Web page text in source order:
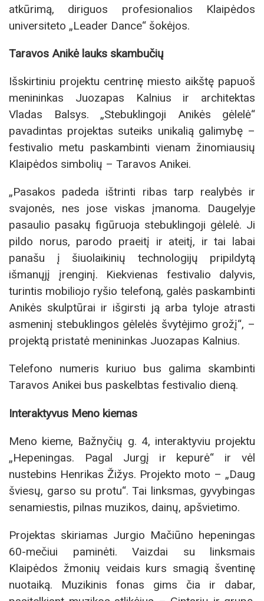
atkūrimą, diriguos profesionalios Klaipėdos
universiteto „Leader Dance“ šokėjos.
Taravos Anikė lauks skambučių
Išskirtiniu projektu centrinę miesto aikštę papuoš
menininkas Juozapas Kalnius ir architektas
Vladas Balsys. „Stebuklingoji Anikės gėlelė“
pavadintas projektas suteiks unikalią galimybę –
festivalio metu paskambinti vienam žinomiausių
Klaipėdos simbolių – Taravos Anikei.
„Pasakos padeda ištrinti ribas tarp realybės ir
svajonės, nes jose viskas įmanoma. Daugelyje
pasaulio pasakų figūruoja stebuklingoji gėlelė. Ji
pildo norus, parodo praeitį ir ateitį, ir tai labai
panašu į šiuolaikinių technologijų pripildytą
išmanųjį įrenginį. Kiekvienas festivalio dalyvis,
turintis mobiliojo ryšio telefoną, galės paskambinti
Anikės skulptūrai ir išgirsti ją arba tyloje atrasti
asmeninį stebuklingos gėlelės švytėjimo grožį“, –
projektą pristatė menininkas Juozapas Kalnius.
Telefono numeris kuriuo bus galima skambinti
Taravos Anikei bus paskelbtas festivalio dieną.
Interaktyvus Meno kiemas
Meno kieme, Bažnyčių g. 4, interaktyviu projektu
„Hepeningas. Pagal Jurgį ir kepurė“ ir vėl
nustebins Henrikas Žižys. Projekto moto – „Daug
šviesų, garso su protu“. Tai linksmas, gyvybingas
senamiestis, pilnas muzikos, dainų, apšvietimo.
Projektas skiriamas Jurgio Mačiūno hepeningas
60-mečiui paminėti. Vaizdai su linksmais
Klaipėdos žmonių veidais kurs smagią šventinę
nuotaiką. Muzikinis fonas gims čia ir dabar,